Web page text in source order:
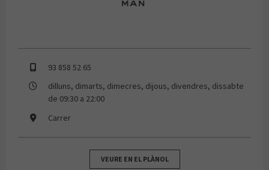
93 858 52 65
dilluns, dimarts, dimecres, dijous, divendres, dissabte
de 09:30 a 22:00
Carrer
VEURE EN EL PLÀNOL